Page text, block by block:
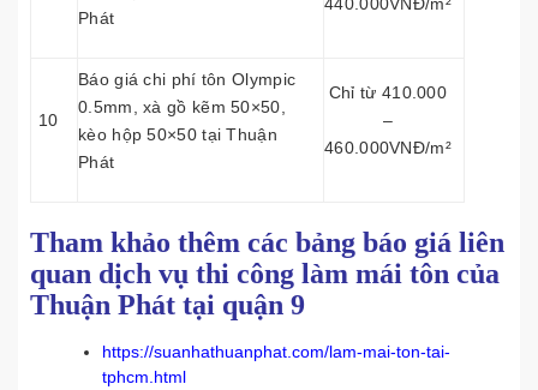
Phát
10
Báo giá chi phí tôn Olympic
0.5mm, xà gồ kẽm 50×50,
kèo hộp 50×50 tại Thuận
Phát
Chỉ từ 410.000
–
460.000VNĐ/m²
Tham khảo thêm các bảng báo giá liên
quan dịch vụ thi công làm mái tôn của
Thuận Phát tại quận 9
https://suanhathuanphat.com/lam-mai-ton-tai-
tphcm.html